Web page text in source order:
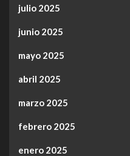
julio 2025
junio 2025
mayo 2025
abril 2025
marzo 2025
febrero 2025
enero 2025